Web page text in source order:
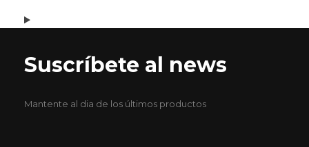
Suscríbete al news
Mantente al dia de los últimos productos